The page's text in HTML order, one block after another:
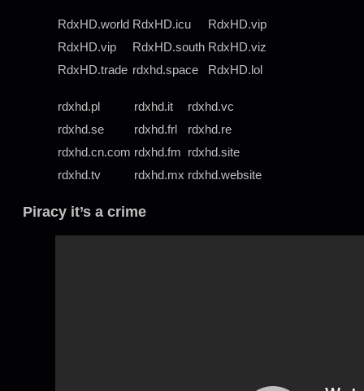
RdxHD.world RdxHD.icu
RdxHD.vip
RdxHD.vip
RdxHD.south RdxHD.viz
RdxHD.trade rdxhd.space RdxHD.lol
rdxhd.pl rdxhd.it
rdxhd.vc
rdxhd.se
rdxhd.frl
rdxhd.re
rdxhd.cn.com rdxhd.fm rdxhd.site
rdxhd.tv
rdxhd.mx rdxhd.website
Piracy it’s a crime